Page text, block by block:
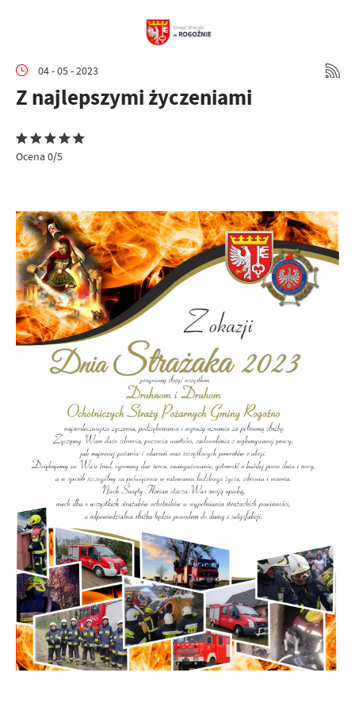
04 - 05 - 2023
Z najlepszymi życzeniami
Ocena 0/5